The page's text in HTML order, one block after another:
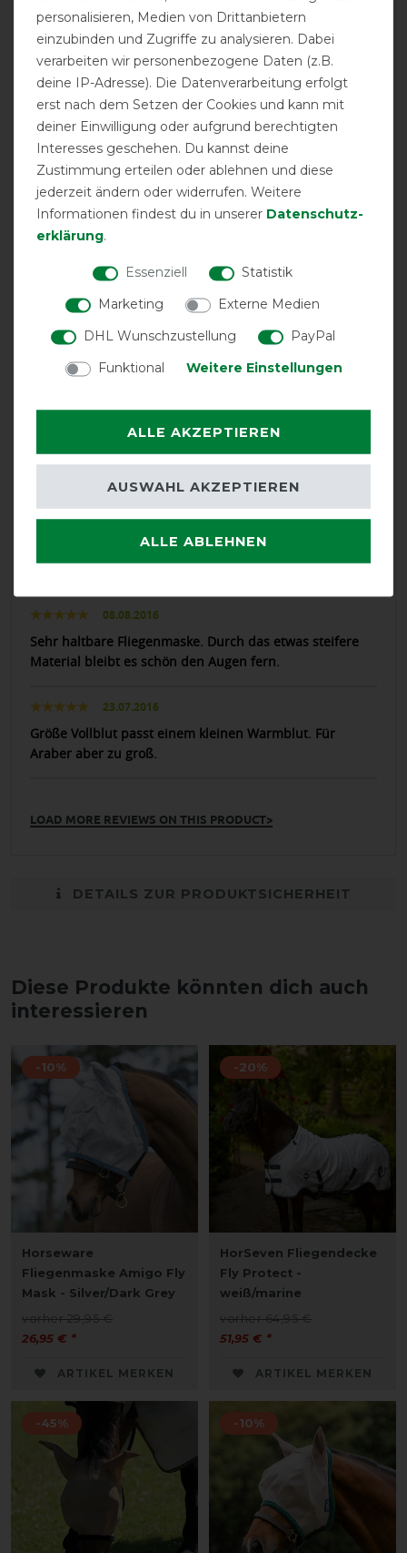
das Ohr abgerissen. Aber da ich insgesamt sehr
zufrieden war, gabs jetzt eine neue.
09.11.2020
Material an Ohren wird von Jahr zu Jahr dünner. Der
Verschleiß an den Masken höher. Hier spart der
Hersteller gute Kosten, was zur Folge hat, dass er den
Bedarf sichert. Ansonsten sehr zufrieden.
29.07.2019
Passt genau
Ottimo prodotto
16.08.2017
mögen sie.
07.08.2017
30.07.2017
08.08.2016
Sehr haltbare Fliegenmaske. Durch das etwas steifere
Material bleibt es schön den Augen fern.
23.07.2016
Größe Vollblut passt einem kleinen Warmblut. Für
Araber aber zu groß.
LOAD MORE REVIEWS ON THIS PRODUCT>
DETAILS ZUR PRODUKTSICHERHEIT
Diese Produkte könnten dich auch
interessieren
-10%
Horseware
Fliegenmaske Amigo Fly
Mask - Silver/Dark Grey
vorher 29,95 €
26,95 € *
ARTIKEL MERKEN
-20%
HorSeven Fliegendecke
Fly Protect -
weiß/marine
vorher 64,95 €
51,95 € *
ARTIKEL MERKEN
-45% -10%
personalisieren, Medien von Drittanbietern
einzubinden und Zugriffe zu analysieren. Dabei
verarbeiten wir personenbezogene Daten (z.B.
deine IP-Adresse). Die Datenverarbeitung erfolgt
erst nach dem Setzen der Cookies und kann mit
deiner Einwilligung oder aufgrund berechtigten
Interesses geschehen. Du kannst deine
Zustimmung erteilen oder ablehnen und diese
jederzeit ändern oder widerrufen. Weitere
Informationen findest du in unserer Daten­schutz­
erklärung.
Essenziell
Statistik
Marketing
Externe Medien
DHL Wunschzustellung
PayPal
Funktional
Weitere Einstellungen
ALLE AKZEPTIEREN
ALLE ABLEHNEN
AUSWAHL AKZEPTIEREN